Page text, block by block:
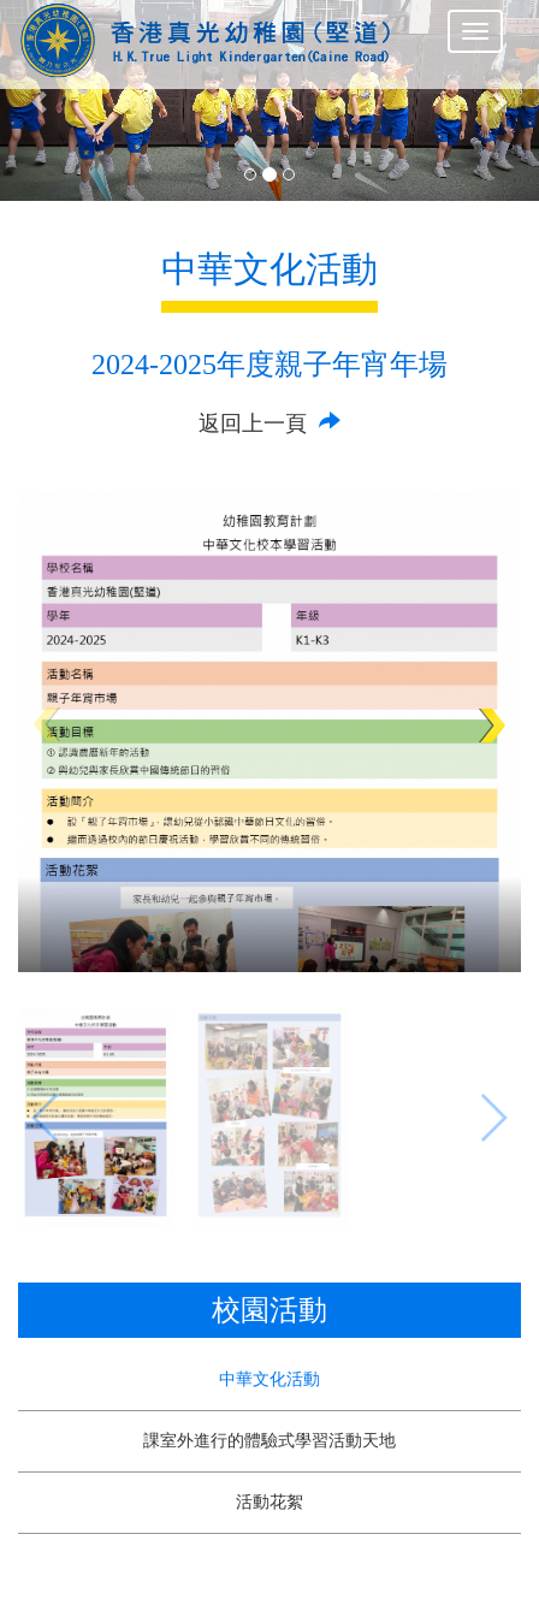
Previous
中華文化活動
2024-2025年度親子年宵年場
返回上一頁
校園活動
中華文化活動
課室外進行的體驗式學習活動天地
活動花絮